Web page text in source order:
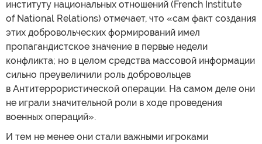
институту национальных отношений (French Institute
of National Relations) отмечает, что «сам факт создания
этих добровольческих формирований имел
пропагандистское значение в первые недели
конфликта; но в целом средства массовой информации
сильно преувеличили роль добровольцев
в Антитеррористической операции. На самом деле они
не играли значительной роли в ходе проведения
военных операций».
И тем не менее они стали важными игроками